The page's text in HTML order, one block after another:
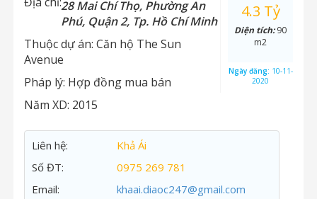
28 Mai Chí Thọ, Phường An
Phú, Quận 2, Tp. Hồ Chí Minh
Thuộc dự án: Căn hộ The Sun
Avenue
Pháp lý: Hợp đồng mua bán
Năm XD: 2015
4.3 Tỷ
Diện tích:90
m2
Ngày đăng: 10-11-
2020
Liên hệ:
Khả Ái
Số ĐT:
0975 269 781
Email:
khaai.diaoc247@gmail.com